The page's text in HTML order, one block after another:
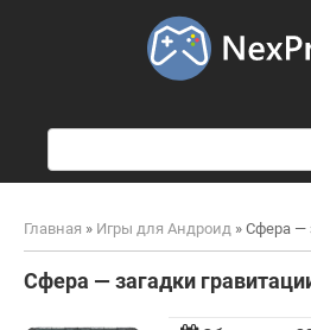
о
и
к
Главная » Игры для Андроид » Сфера —
Сфера — загадки